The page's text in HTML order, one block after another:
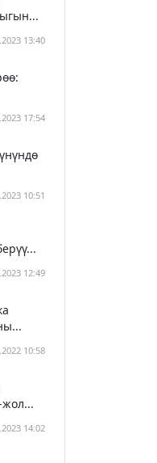
13:40
17:54
10:51
12:49
10:58
жол...
14:02